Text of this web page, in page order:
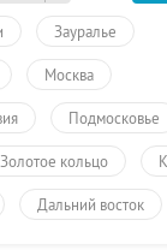
Зауралье
Москва
Подмосковье
Золотое кольцо
Дальний восток